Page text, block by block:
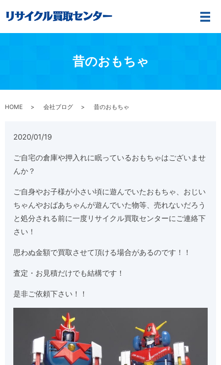
メ
昔のおもちゃ
HOME 会社ブログ 昔のおもちゃ
2020/01/19
ご自宅の倉庫や押入れに眠っているおもちゃはございませ
んか？
ご自身やお子様が小さい頃に遊んでいたおもちゃ、おじい
ちゃんやおばあちゃんが遊んでいた物等、売れないだろう
と処分される前に一度リサイクル買取センターにご連絡下
さい！
思わぬ金額で買取させて頂ける場合があるのです！！
査定・お見積だけでも結構です！
是非ご依頼下さい！！